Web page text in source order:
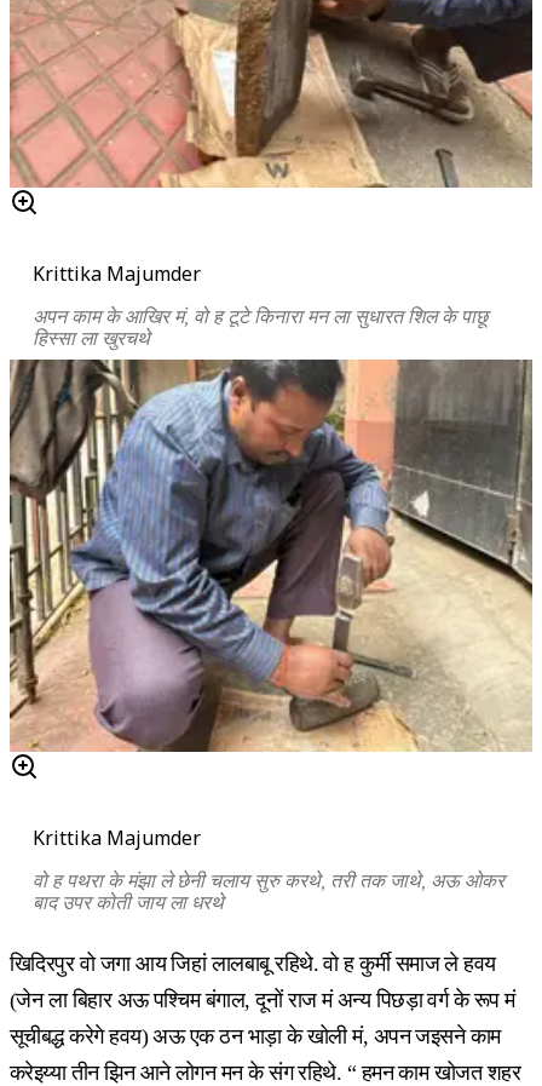
Krittika Majumder
अपन काम के आखिर मं, वो ह टूटे किनारा मन ला सुधारत शिल के पाछू
हिस्सा ला खुरचथे
Krittika Majumder
वो ह पथरा के मंझा ले छेनी चलाय सुरु करथे, तरी तक जाथे, अऊ ओकर
बाद उपर कोती जाय ला धरथे
खिदिरपुर वो जगा आय जिहां लालबाबू रहिथे. वो ह कुर्मी समाज ले हवय
(जेन ला बिहार अऊ पश्चिम बंगाल, दूनों राज मं अन्य पिछड़ा वर्ग के रूप मं
सूचीबद्ध करेगे हवय) अऊ एक ठन भाड़ा के खोली मं, अपन जइसने काम
करेइय्या तीन झिन आने लोगन मन के संग रहिथे. “ हमन काम खोजत शहर